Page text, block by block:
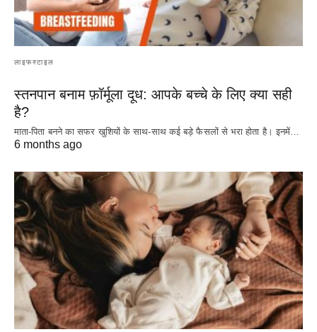
लाइफस्टाइल
स्तनपान बनाम फ़ॉर्मूला दूध: आपके बच्चे के लिए क्या सही
है?
माता-पिता बनने का सफर खुशियों के साथ-साथ कई बड़े फैसलों से भरा होता है। इनमें…
6 months ago